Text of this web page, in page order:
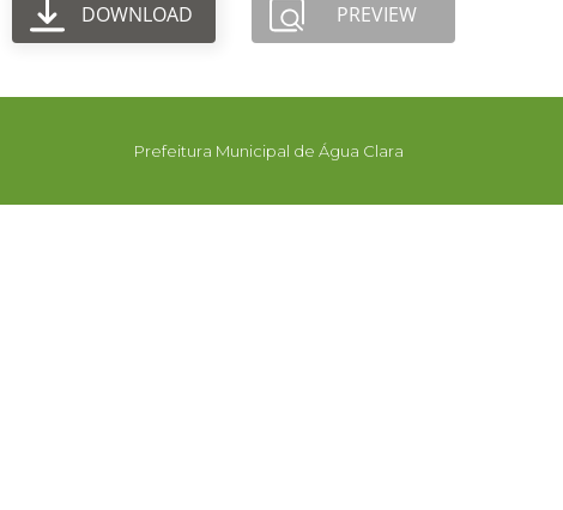
DOWNLOAD PREVIEW
Prefeitura Municipal de Água Clara